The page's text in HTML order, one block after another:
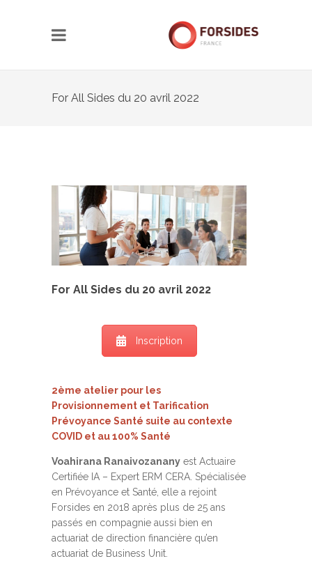
For All Sides du 20 avril 2022
For All Sides du 20 avril 2022
Inscription
2ème atelier pour les
Provisionnement et Tarification
Prévoyance Santé suite au contexte
COVID et au 100% Santé
Voahirana Ranaivozanany est Actuaire
Certifiée IA – Expert ERM CERA. Spécialisée
en Prévoyance et Santé, elle a rejoint
Forsides en 2018 après plus de 25 ans
passés en compagnie aussi bien en
actuariat de direction financière qu’en
actuariat de Business Unit.